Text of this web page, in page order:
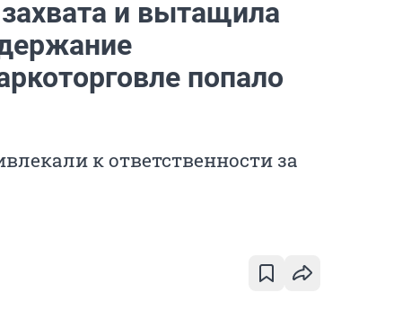
и вытащила
попало
к ответственности за